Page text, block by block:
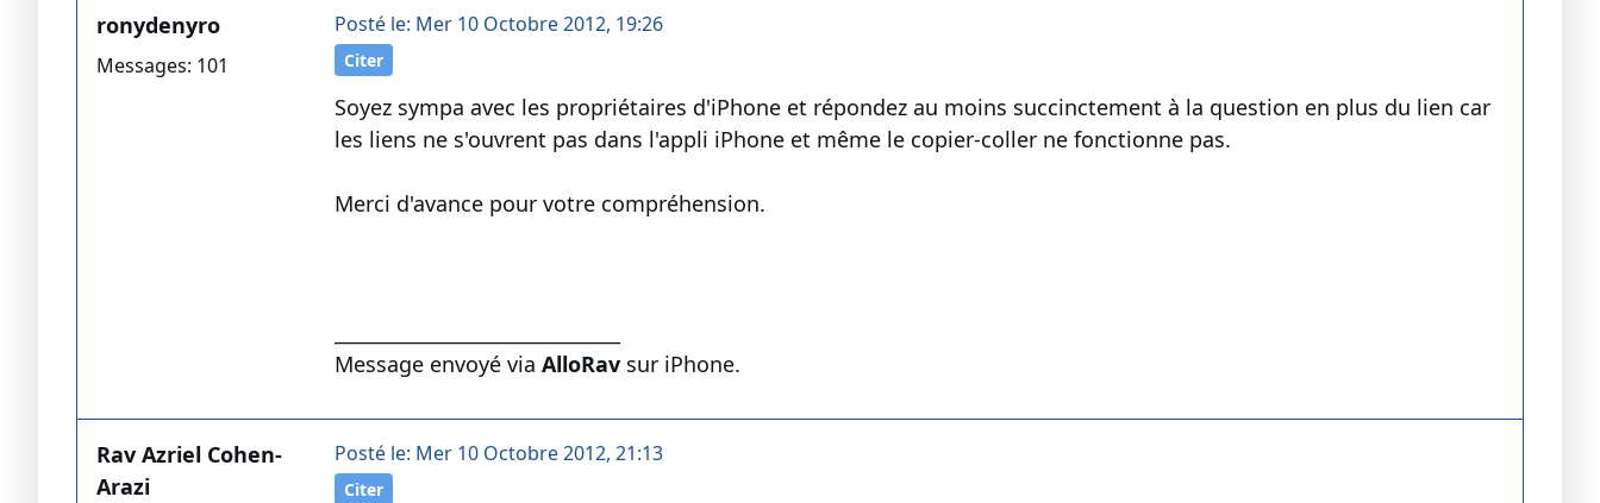
ronydenyro
Messages: 101
Posté le: Mer 10 Octobre 2012, 19:26
Citer
Soyez sympa avec les propriétaires d'iPhone et répondez au moins succinctement à la question en plus du lien car
les liens ne s'ouvrent pas dans l'appli iPhone et même le copier-coller ne fonctionne pas.
Merci d'avance pour votre compréhension.
Message envoyé via AlloRavsur iPhone.
Rav Azriel Cohen-
Arazi
Posté le: Mer 10 Octobre 2012, 21:13
Citer